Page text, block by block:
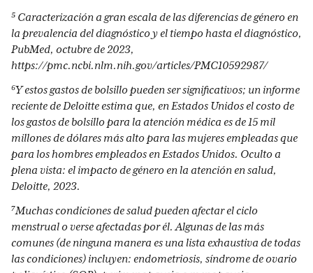
⁵ Caracterización a gran escala de las diferencias de género en
la prevalencia del diagnóstico y el tiempo hasta el diagnóstico,
PubMed, octubre de 2023,
https://pmc.ncbi.nlm.nih.gov/articles/PMC10592987/
⁶Y estos gastos de bolsillo pueden ser significativos; un informe
reciente de Deloitte estima que, en Estados Unidos el costo de
los gastos de bolsillo para la atención médica es de 15 mil
millones de dólares más alto para las mujeres empleadas que
para los hombres empleados en Estados Unidos. Oculto a
plena vista: el impacto de género en la atención en salud,
Deloitte, 2023.
⁷Muchas condiciones de salud pueden afectar el ciclo
menstrual o verse afectadas por él. Algunas de las más
comunes (de ninguna manera es una lista exhaustiva de todas
las condiciones) incluyen: endometriosis, síndrome de ovario